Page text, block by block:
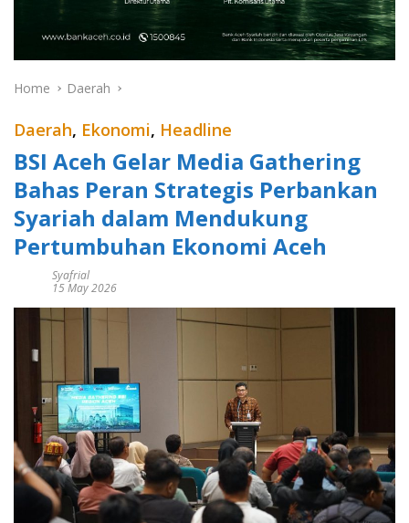
Home Daerah
Daerah, Ekonomi, Headline
BSI Aceh Gelar Media Gathering
Bahas Peran Strategis Perbankan
Syariah dalam Mendukung
Pertumbuhan Ekonomi Aceh
Syafrial
15 May 2026